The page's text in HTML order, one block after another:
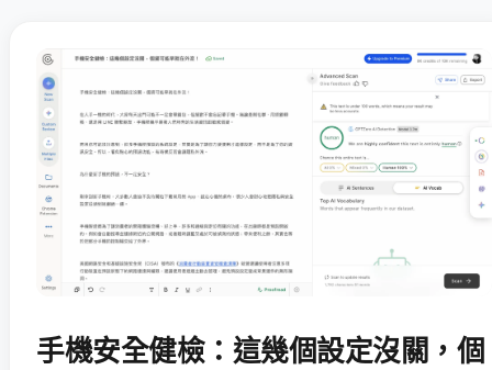
手機安全健檢：這幾個設定沒關，個